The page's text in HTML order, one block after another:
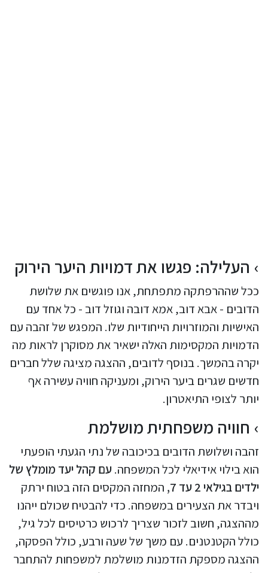
העלילה: פגשו את דמויות היער הירוק
ככל שההרפתקה מתפתחת, אנו פוגשים את שלושת
הדובים - אבא דוב, אמא דובה וגוזל דוב - כל אחד עם
האישיות והמוזרויות הייחודיות שלו. המפגש של זהבה עם
הדמויות המקסימות האלה ישאיר את מסוקרן לראות מה
יקרה בהמשך. בנוסף לדובים, ההצגה מציגה שלל חברים
חדשים שגרים ביער הירוק, ומעניקה חוויה עשירה אף
יותר לצופי התיאטרון.
חוויה משפחתית מושלמת
זהבה ושלושת הדובים בכיכובה של נתי הגעתי הופעתי
הוא בילוי אידיאלי לכל המשפחה.עם קהל יעד מומלץ של
ילדים בגילאי 2 עד 7,
המחזה המקסים הזה בטוח ירתק
ויבדר את הצעירים במשפחה. כדי להבטיח שכולם ייהנו
מההצגה, חשוב לזכור שצריך לרכוש כרטיסים לכל גיל,
כולל הקטנטנים. עם משך של שעה ורבע, כולל הפסקה,
ההצגה מספקת הזדמנות מושלמת למשפחות להתחבר